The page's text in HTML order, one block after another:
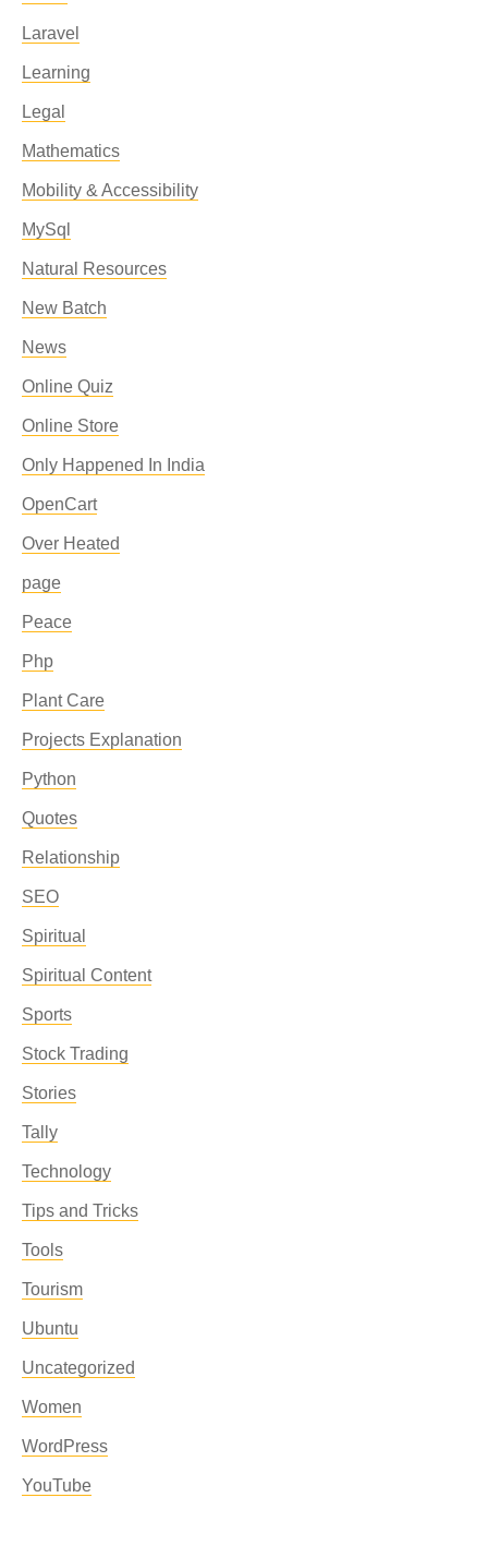
Laravel
Learning
Legal
Mathematics
Mobility & Accessibility
MySql
Natural Resources
New Batch
News
Online Quiz
Online Store
Only Happened In India
OpenCart
Over Heated
page
Peace
Php
Plant Care
Projects Explanation
Python
Quotes
Relationship
SEO
Spiritual
Spiritual Content
Sports
Stock Trading
Stories
Tally
Technology
Tips and Tricks
Tools
Tourism
Ubuntu
Uncategorized
Women
WordPress
YouTube